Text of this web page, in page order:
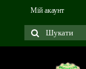
Мій акаунт